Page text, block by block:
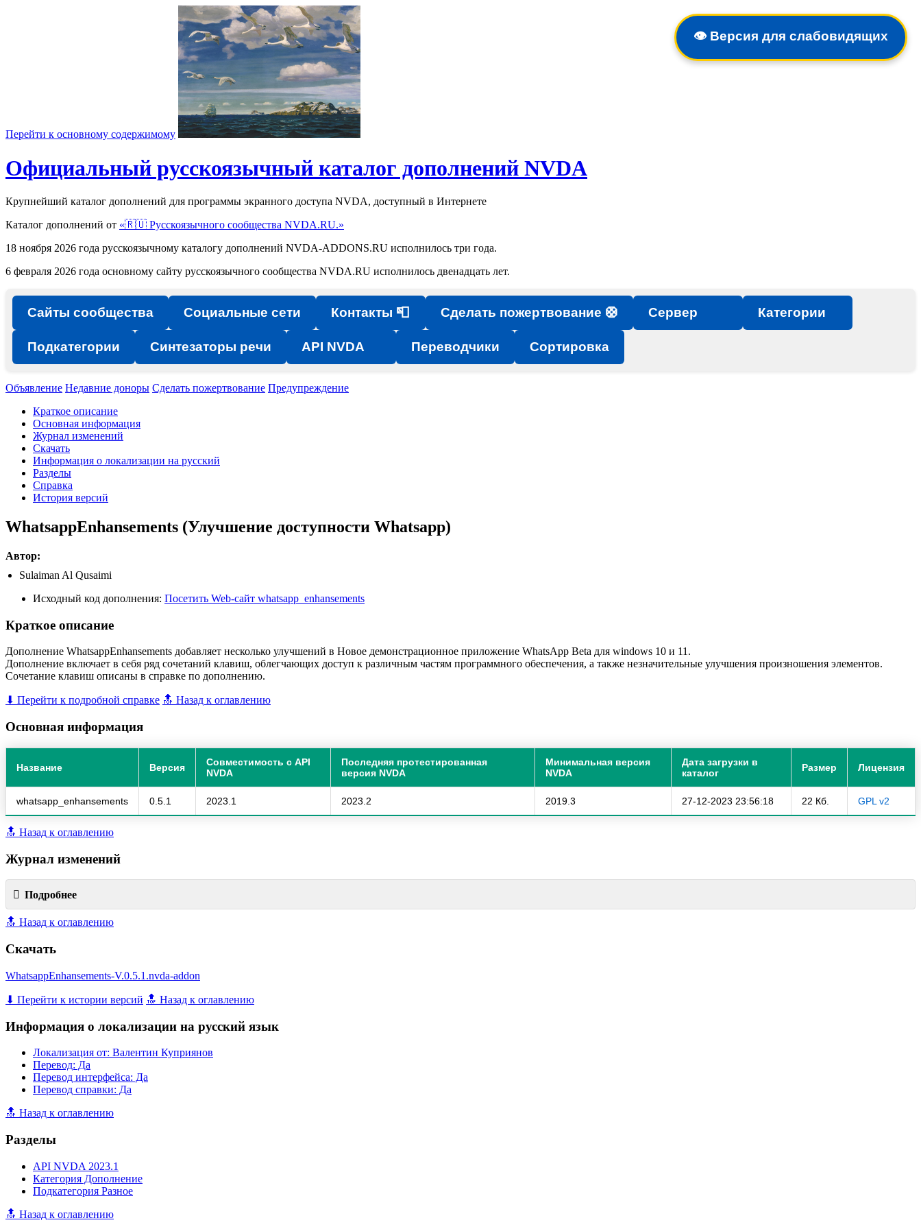
👁️ Версия для слабовидящих
Перейти к основному содержимому
Официальный русскоязычный каталог дополнений NVDA
Крупнейший каталог дополнений для программы экранного доступа NVDA, доступный в Интернете
Каталог дополнений от «🇷🇺 Русскоязычного сообщества NVDA.RU.»
18 ноября 2026 года русскоязычному каталогу дополнений NVDA-ADDONS.RU исполнилось три года.
6 февраля 2026 года основному сайту русскоязычного сообщества NVDA.RU исполнилось двенадцать лет.
Сайты сообщества Социальные сети Контакты 📮 Сделать пожертвование 🛟 Сервер Категории
Подкатегории Синтезаторы речи API NVDA Переводчики Сортировка
Объявление Недавние доноры Сделать пожертвование Предупреждение
Краткое описание
Основная информация
Журнал изменений
Скачать
Информация о локализации на русский
Разделы
Справка
История версий
WhatsappEnhansements (Улучшение доступности Whatsapp)
Автор:
Sulaiman Al Qusaimi
Исходный код дополнения: Посетить Web-сайт whatsapp_enhansements
Краткое описание
Дополнение WhatsappEnhansements добавляет несколько улучшений в Новое демонстрационное приложение WhatsApp Beta для windows 10 и 11.
Дополнение включает в себя ряд сочетаний клавиш, облегчающих доступ к различным частям программного обеспечения, а также незначительные улучшения произношения элементов.
Сочетание клавиш описаны в справке по дополнению.
⬇ Перейти к подробной справке 🔝 Назад к оглавлению
Основная информация
Название Версия
Совместимость с API
NVDA
Последняя протестированная
версия NVDA
Минимальная версия
NVDA
Дата загрузки в
каталог
Размер Лицензия
whatsapp_enhansements 0.5.1 2023.1 2023.2 2019.3 27-12-2023 23:56:18 22 Кб. GPL v2
🔝 Назад к оглавлению
Журнал изменений
Подробнее
🔝 Назад к оглавлению
Скачать
WhatsappEnhansements-V.0.5.1.nvda-addon
⬇ Перейти к истории версий 🔝 Назад к оглавлению
Информация о локализации на русский язык
Локализация от: Валентин Куприянов
Перевод: Да
Перевод интерфейса: Да
Перевод справки: Да
🔝 Назад к оглавлению
Разделы
API NVDA 2023.1
Категория Дополнение
Подкатегория Разное
🔝 Назад к оглавлению